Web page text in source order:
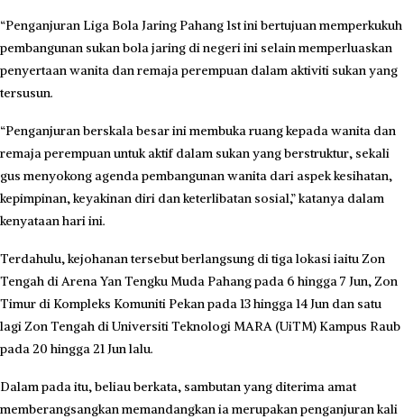
“Penganjuran Liga Bola Jaring Pahang 1st ini bertujuan memperkukuh
pembangunan sukan bola jaring di negeri ini selain memperluaskan
penyertaan wanita dan remaja perempuan dalam aktiviti sukan yang
tersusun.
“Penganjuran berskala besar ini membuka ruang kepada wanita dan
remaja perempuan untuk aktif dalam sukan yang berstruktur, sekali
gus menyokong agenda pembangunan wanita dari aspek kesihatan,
kepimpinan, keyakinan diri dan keterlibatan sosial,” katanya dalam
kenyataan hari ini.
Terdahulu, kejohanan tersebut berlangsung di tiga lokasi iaitu Zon
Tengah di Arena Yan Tengku Muda Pahang pada 6 hingga 7 Jun, Zon
Timur di Kompleks Komuniti Pekan pada 13 hingga 14 Jun dan satu
lagi Zon Tengah di Universiti Teknologi MARA (UiTM) Kampus Raub
pada 20 hingga 21 Jun lalu.
Dalam pada itu, beliau berkata, sambutan yang diterima amat
memberangsangkan memandangkan ia merupakan penganjuran kali